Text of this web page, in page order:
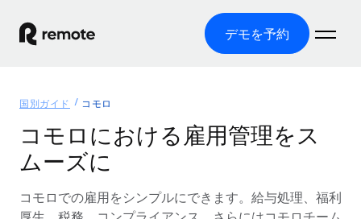
デモを予約
グローバル雇用
グローバル給与処理
コンプライアンス対応の給与処理を手軽に
ソリューション
各国の制度に対応
リソース
国別ガイド コモロ
コモロにおける雇用管理をス
ムーズに
コモロでの雇用をシンプルにできます。給与処理、福利